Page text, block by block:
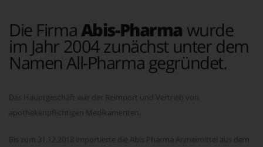
Die Firma Abis-Pharma wurde
im Jahr 2004 zunächst unter dem
Namen All-Pharma gegründet.
Das Hauptgeschäft war der Reimport und Vertrieb von
apothekenpflichtigen Medikamenten.
Bis zum 31.12.2018 importierte die Abis Pharma Arzneimittel aus dem